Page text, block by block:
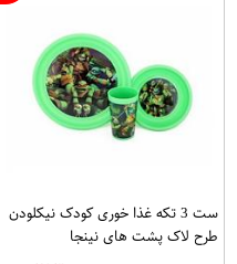
ست 3 تکه غذا خوری کودک نیکلودن
طرح لاک پشت های نینجا